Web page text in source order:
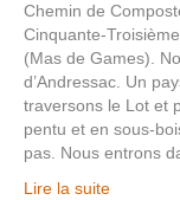
Chemin de
Cinquante-
(Mas de Games).
d’Andressac. Un
traversons le Lot et
pentu et en sous-
pas. Nous entrons
Lire la suite